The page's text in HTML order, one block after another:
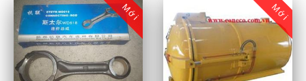
Mới Mới